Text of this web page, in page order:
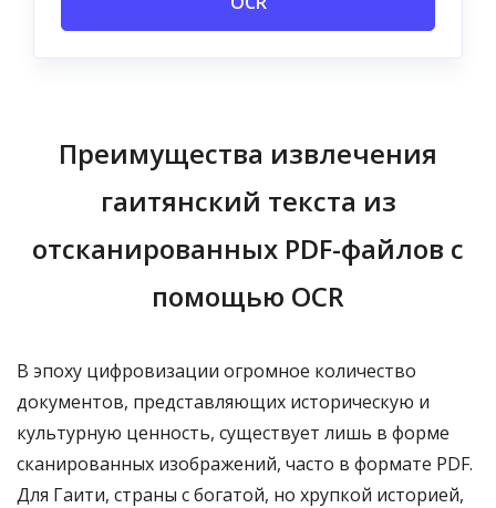
Преимущества извлечения
гаитянский текста из
отсканированных PDF-файлов с
помощью OCR
В эпоху цифровизации огромное количество
документов, представляющих историческую и
культурную ценность, существует лишь в форме
сканированных изображений, часто в формате PDF.
Для Гаити, страны с богатой, но хрупкой историей,